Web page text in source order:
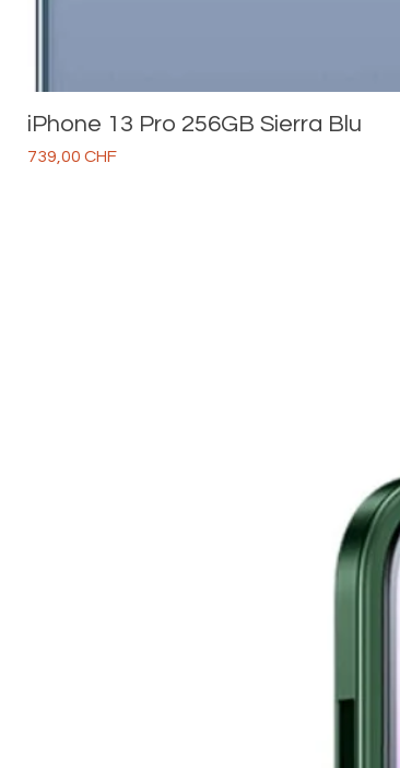
iPhone 13 Pro 256GB Sierra Blu
Prezzo
739,00 CHF